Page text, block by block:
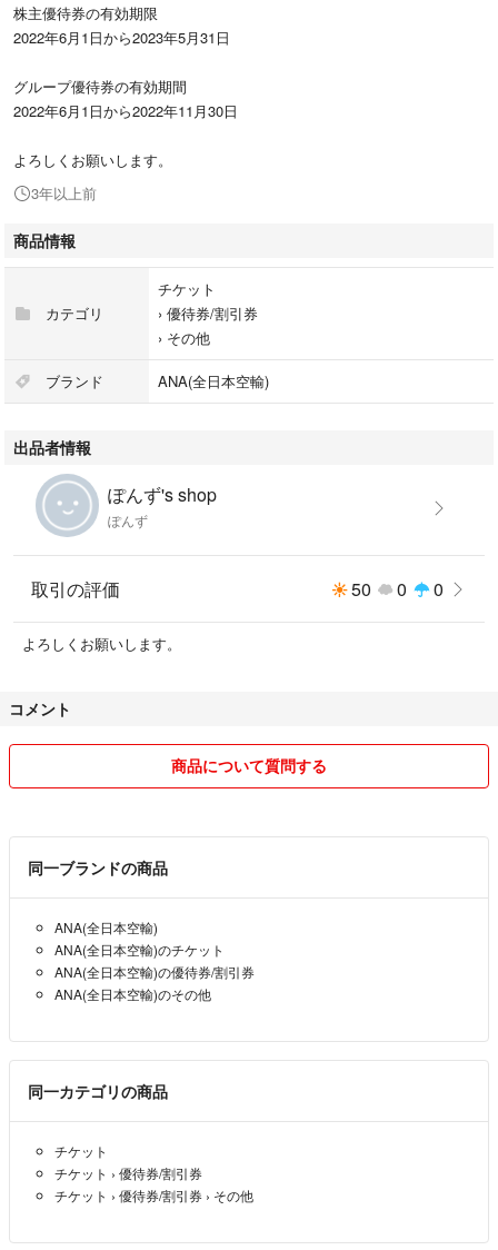
株主優待券の有効期限
2022年6月1日から2023年5月31日
グループ優待券の有効期間
2022年6月1日から2022年11月30日
よろしくお願いします。
3年以上前
商品情報
カテゴリ
チケット
› 優待券/割引券
› その他
ブランド ANA(全日本空輸)
出品者情報
ぽんず's shop
ぽんず
取引の評価 50 0 0
よろしくお願いします。
コメント
商品について質問する
同一ブランドの商品
ANA(全日本空輸)
ANA(全日本空輸)のチケット
ANA(全日本空輸)の優待券/割引券
ANA(全日本空輸)のその他
同一カテゴリの商品
チケット
チケット › 優待券/割引券
チケット › 優待券/割引券 › その他